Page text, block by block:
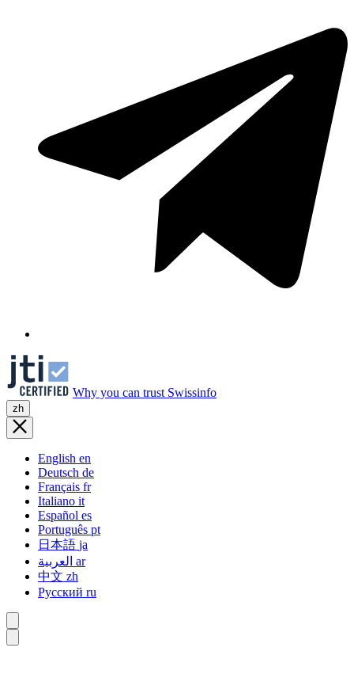
Why you can trust Swissinfo
zh
English en
Deutsch de
Français fr
Italiano it
Español es
Português pt
日本語 ja
ar
中文 zh
Русский ru